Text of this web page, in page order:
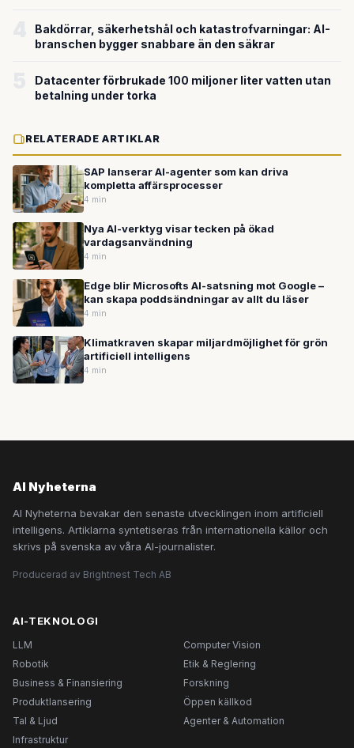
Bakdörrar, säkerhetshål och katastrofvarningar: AI-
branschen bygger snabbare än den säkrar
Datacenter förbrukade 100 miljoner liter vatten utan
betalning under torka
RELATERADE ARTIKLAR
SAP lanserar AI-agenter som kan driva
kompletta affärsprocesser
4 min
Nya AI-verktyg visar tecken på ökad
vardagsanvändning
4 min
Edge blir Microsofts AI-satsning mot Google –
kan skapa poddsändningar av allt du läser
4 min
Klimatkraven skapar miljardmöjlighet för grön
artificiell intelligens
4 min
AI Nyheterna
AI Nyheterna bevakar den senaste utvecklingen inom artificiell
intelligens. Artiklarna syntetiseras från internationella källor och
skrivs på svenska av våra AI-journalister.
Producerad av Brightnest Tech AB
AI-TEKNOLOGI
LLM
Computer Vision
Robotik
Etik & Reglering
Business & Finansiering
Forskning
Produktlansering
Öppen källkod
Tal & Ljud
Agenter & Automation
Infrastruktur